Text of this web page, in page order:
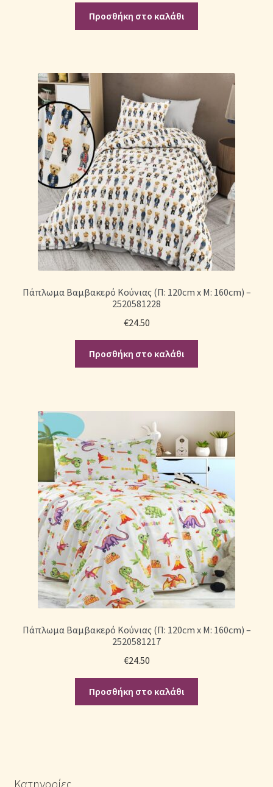
Προσθήκη στο καλάθι
Πάπλωμα Βαμβακερό Κούνιας (Π: 120cm x Μ: 160cm) –
2520581228
€24.50
Προσθήκη στο καλάθι
Πάπλωμα Βαμβακερό Κούνιας (Π: 120cm x Μ: 160cm) –
2520581217
€24.50
Προσθήκη στο καλάθι
Κατηγορίες